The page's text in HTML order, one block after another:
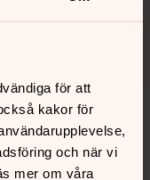
för att
kakor för
och när vi
mer om våra
sker